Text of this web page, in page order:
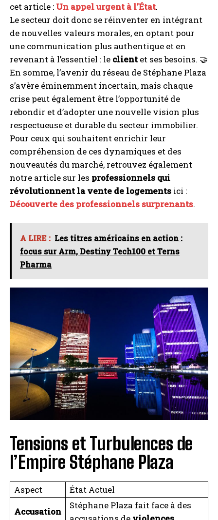
cet article : Un appel urgent à l’État.
Le secteur doit donc se réinventer en intégrant
de nouvelles valeurs morales, en optant pour
une communication plus authentique et en
revenant à l’essentiel : le client et ses besoins. 🤝
En somme, l’avenir du réseau de Stéphane Plaza
s’avère éminemment incertain, mais chaque
crise peut également être l’opportunité de
rebondir et d’adopter une nouvelle vision plus
respectueuse et durable du secteur immobilier.
Pour ceux qui souhaitent enrichir leur
compréhension de ces dynamiques et des
nouveautés du marché, retrouvez également
notre article sur les professionnels qui
révolutionnent la vente de logements ici :
Découverte des professionnels surprenants.
A LIRE : Les titres américains en action :
focus sur Arm, Destiny Tech100 et Terns
Pharma
Tensions et Turbulences de
l’Empire Stéphane Plaza
Aspect
État Actuel
Accusation
Stéphane Plaza fait face à des